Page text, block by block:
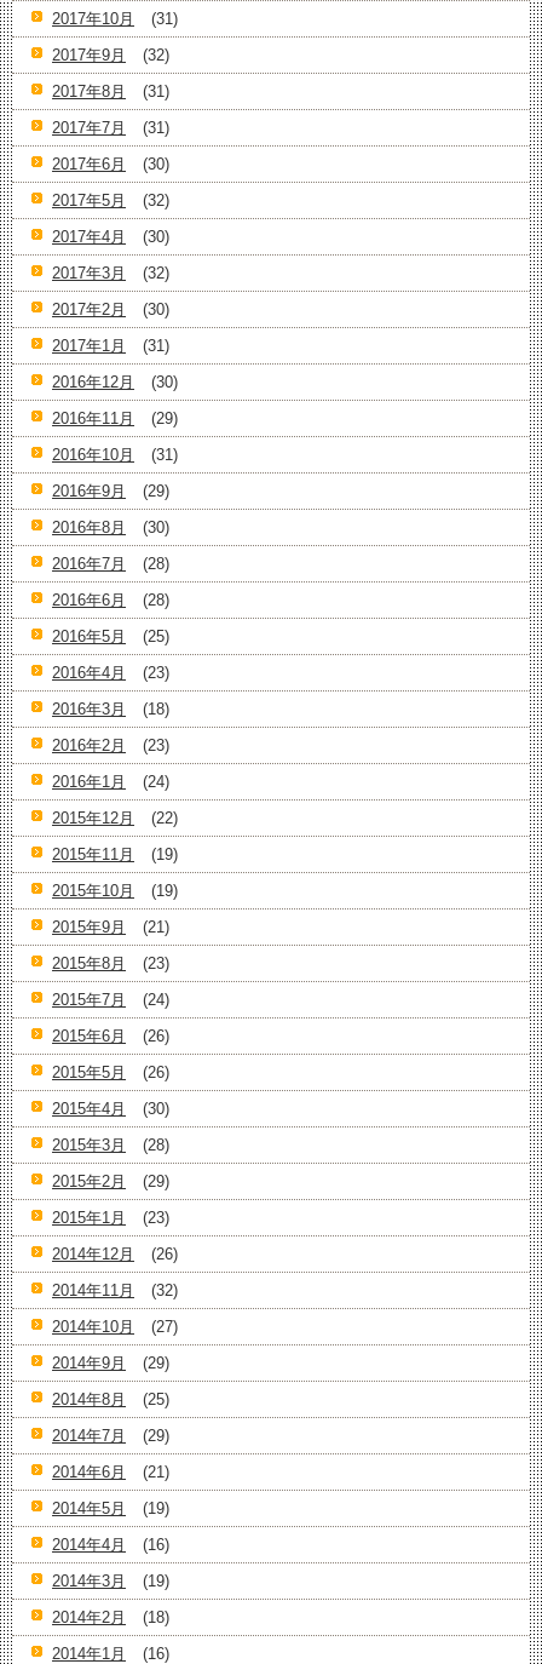
2017年10月
(31)
2017年9月
(32)
2017年8月
(31)
2017年7月
(31)
2017年6月
(30)
2017年5月
(32)
2017年4月
(30)
2017年3月
(32)
2017年2月
(30)
2017年1月
(31)
2016年12月
(30)
2016年11月
(29)
2016年10月
(31)
2016年9月
(29)
2016年8月
(30)
2016年7月
(28)
2016年6月
(28)
2016年5月
(25)
2016年4月
(23)
2016年3月
(18)
2016年2月
(23)
2016年1月
(24)
2015年12月
(22)
2015年11月
(19)
2015年10月
(19)
2015年9月
(21)
2015年8月
(23)
2015年7月
(24)
2015年6月
(26)
2015年5月
(26)
2015年4月
(30)
2015年3月
(28)
2015年2月
(29)
2015年1月
(23)
2014年12月
(26)
2014年11月
(32)
2014年10月
(27)
2014年9月
(29)
2014年8月
(25)
2014年7月
(29)
2014年6月
(21)
2014年5月
(19)
2014年4月
(16)
2014年3月
(19)
2014年2月
(18)
2014年1月
(16)